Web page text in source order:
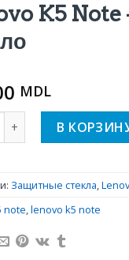
K5
MDL
Lenovo K5 Note
В
Защитные стекла,
note,lenovo k5 note